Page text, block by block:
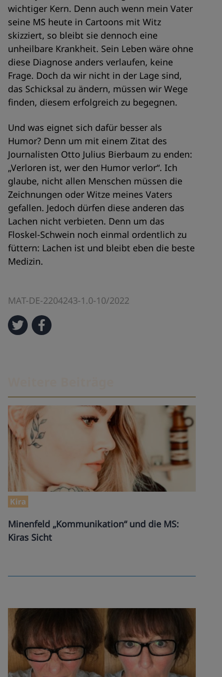
wichtiger Kern. Denn auch wenn mein Vater
seine MS heute in Cartoons mit Witz
skizziert, so bleibt sie dennoch eine
unheilbare Krankheit. Sein Leben wäre ohne
diese Diagnose anders verlaufen, keine
Frage. Doch da wir nicht in der Lage sind,
das Schicksal zu ändern, müssen wir Wege
finden, diesem erfolgreich zu begegnen.
Und was eignet sich dafür besser als
Humor? Denn um mit einem Zitat des
Journalisten Otto Julius Bierbaum zu enden:
„Verloren ist, wer den Humor verlor“. Ich
glaube, nicht allen Menschen müssen die
Zeichnungen oder Witze meines Vaters
gefallen. Jedoch dürfen diese anderen das
Lachen nicht verbieten. Denn um das
Floskel-Schwein noch einmal ordentlich zu
füttern: Lachen ist und bleibt eben die beste
Medizin.
MAT-DE-2204243-1.0-10/2022
Kira
Minenfeld „Kommunikation“ und die MS:
Kiras Sicht